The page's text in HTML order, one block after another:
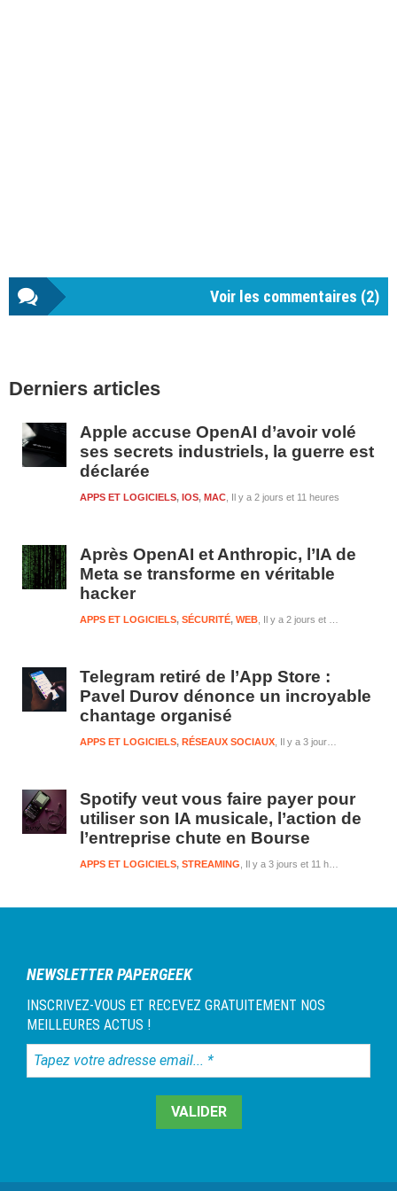
Voir les commentaires (2)
latérale
Derniers articles
Apple accuse OpenAI d’avoir volé
ses secrets industriels, la guerre est
déclarée
Il y a 2 jours et 11 heures
APPS ET LOGICIELS, IOS, MAC
Après OpenAI et Anthropic, l’IA de
Meta se transforme en véritable
hacker
Il y a 2 jours et 11 heures
APPS ET LOGICIELS, SÉCURITÉ, WEB
Telegram retiré de l’App Store :
Pavel Durov dénonce un incroyable
chantage organisé
Il y a 3 jours et 11 heures
APPS ET LOGICIELS, RÉSEAUX SOCIAUX
Spotify veut vous faire payer pour
utiliser son IA musicale, l’action de
l’entreprise chute en Bourse
Il y a 3 jours et 11 heures
APPS ET LOGICIELS, STREAMING
NEWSLETTER PAPERGEEK
INSCRIVEZ-VOUS ET RECEVEZ GRATUITEMENT NOS
MEILLEURES ACTUS !
Tapez
votre